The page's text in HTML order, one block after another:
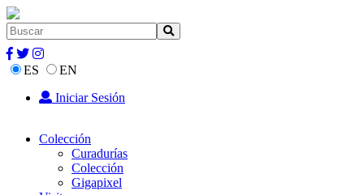
ES
EN
Iniciar Sesión
Colección
Curadurías
Colección
Gigapixel